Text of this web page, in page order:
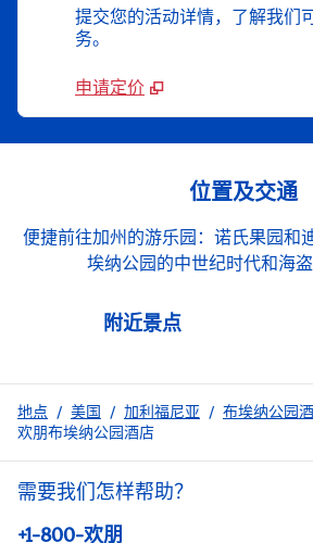
提交您的活动详情，了解我们
务。
申请定价
位置及交通
便捷前往加州的游乐园：诺氏果园和
埃纳公园的中世纪时代和海盗
附近景点
地点 / 美国 / 加利福尼亚 / 布埃纳公园
欢朋布埃纳公园酒店
需要我们怎样帮助？
电话:
+1-800-欢朋